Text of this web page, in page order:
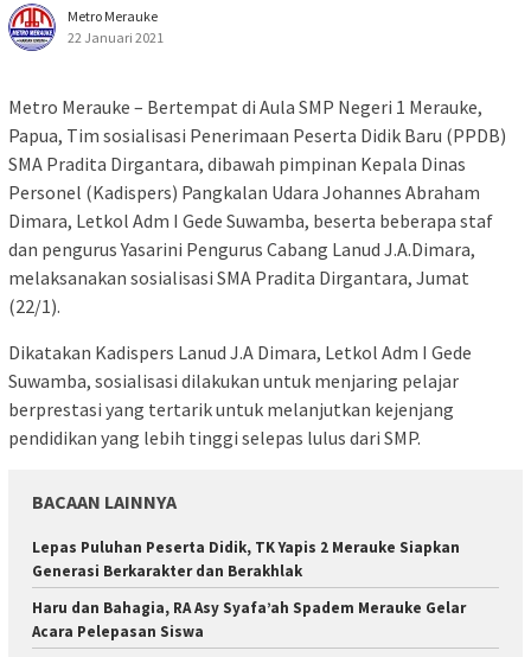
Metro Merauke
22 Januari 2021
Metro Merauke – Bertempat di Aula SMP Negeri 1 Merauke,
Papua, Tim sosialisasi Penerimaan Peserta Didik Baru (PPDB)
SMA Pradita Dirgantara, dibawah pimpinan Kepala Dinas
Personel (Kadispers) Pangkalan Udara Johannes Abraham
Dimara, Letkol Adm I Gede Suwamba, beserta beberapa staf
dan pengurus Yasarini Pengurus Cabang Lanud J.A.Dimara,
melaksanakan sosialisasi SMA Pradita Dirgantara, Jumat
(22/1).
Dikatakan Kadispers Lanud J.A Dimara, Letkol Adm I Gede
Suwamba, sosialisasi dilakukan untuk menjaring pelajar
berprestasi yang tertarik untuk melanjutkan kejenjang
pendidikan yang lebih tinggi selepas lulus dari SMP.
BACAAN LAINNYA
Lepas Puluhan Peserta Didik, TK Yapis 2 Merauke Siapkan
Generasi Berkarakter dan Berakhlak
Haru dan Bahagia, RA Asy Syafa’ah Spadem Merauke Gelar
Acara Pelepasan Siswa